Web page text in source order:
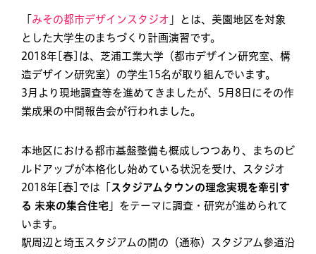
みその都市デザインスタジオ 」とは、美園地区を対象
とした大学生のまちづくり計画演習です。
2018年[春]は、芝浦工業大学（都市デザイン研究室、構
造デザイン研究室）の学生15名が取り組んでいます。
3月より現地調査等を進めてきましたが、5月8日にその作
業成果の中間報告会が行われました。
本地区における都市基盤整備も概成しつつあり、まちのビ
ルドアップが本格化し始めている状況を受け、スタジオ
2018年[春]では「
スタジアムタウンの理念実現を牽引す
る 未来の集合住宅 」をテーマに調査・研究が進められて
います。
駅周辺と埼玉スタジアムの間の（通称）スタジアム参道沿